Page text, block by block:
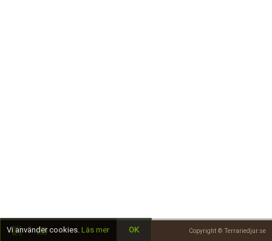
Copyright © Terrariedjur.se
Vi använder cookies. Läs mer OK